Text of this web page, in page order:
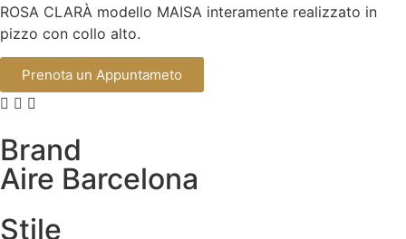
ROSA CLARÀ modello MAISA interamente realizzato in
pizzo con collo alto.
Prenota un Appuntameto
Brand
Aire Barcelona
Stile